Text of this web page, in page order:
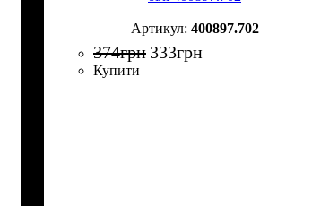
400897.702
374грн 333грн
Купити